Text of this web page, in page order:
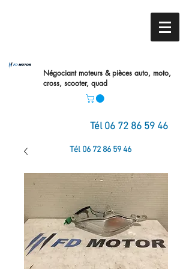
Négociant moteurs & pièces auto, moto,
cross, scooter, quad
Tél 06 72 86 59 46
Tél 06 72 86 59 46